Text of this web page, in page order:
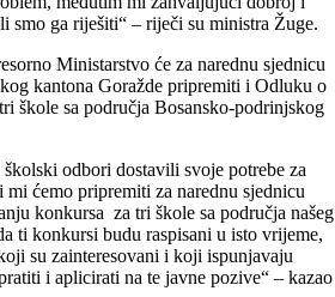
za obrazovanje, mlade, nauku, kulturu
kantona Goražde Damir Žuga govorio je
tehnološkog viška nastavnog kadra u
području Bosansko-podrinjskog kantona
koji je on riješen.
periodu, u saradnji sa
stručnim saradnicima za osnovno i srednje
postojeća situacija u smislu tehnološkog
Bosansko-podrinjskog kantona.